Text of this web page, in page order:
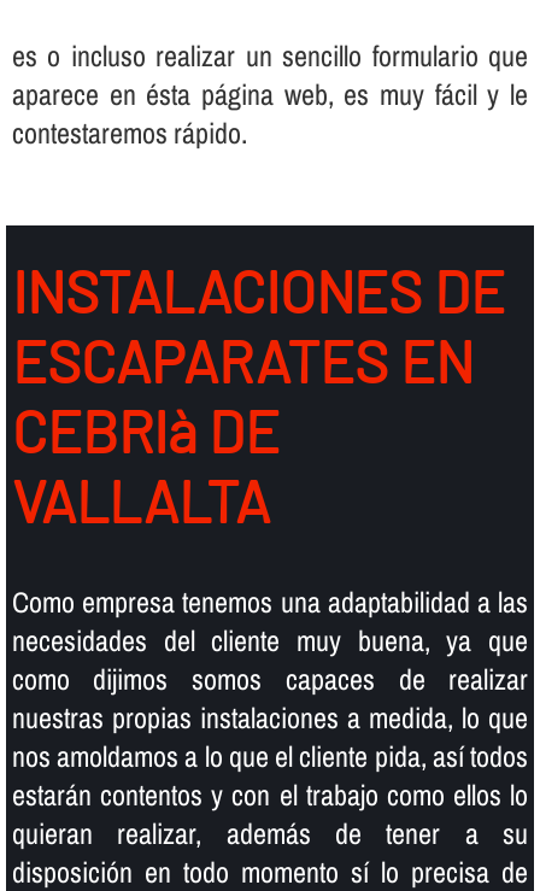
es o incluso realizar un sencillo formulario que
aparece en ésta página web, es muy fácil y le
contestaremos rápido.
INSTALACIONES DE
ESCAPARATES EN
CEBRIà DE
VALLALTA
Como empresa tenemos una adaptabilidad a las
necesidades del cliente muy buena, ya que
como dijimos somos capaces de realizar
nuestras propias instalaciones a medida, lo que
nos amoldamos a lo que el cliente pida, así­ todos
estarán contentos y con el trabajo como ellos lo
quieran realizar, además de tener a su
disposición en todo momento sí­ lo precisa de